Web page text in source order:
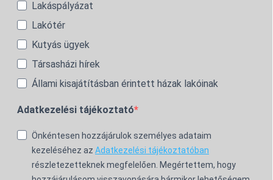
Lakáspályázat
Lakótér
Kutyás ügyek
Társasházi hírek
Állami kisajátításban érintett házak lakóinak
Adatkezelési tájékoztató
Önkéntesen hozzájárulok személyes adataim
kezeléséhez az Adatkezelési tájékoztatóban
részletezetteknek megfelelően. Megértettem, hogy